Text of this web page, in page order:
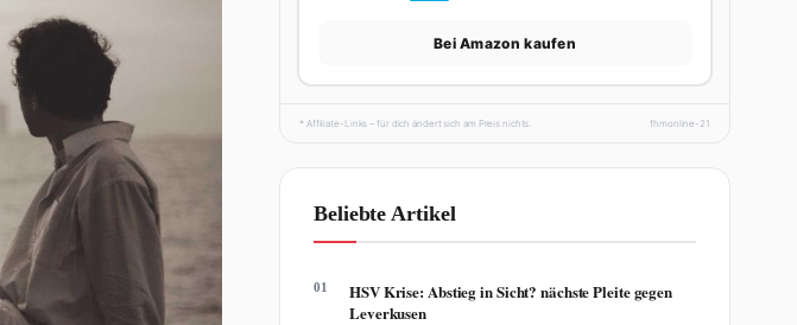
Bei Amazon kaufen
* Affiliate-Links – für dich ändert sich am Preis nichts. fhmonline-21
Beliebte Artikel
01
HSV Krise: Abstieg in Sicht? nächste Pleite gegen
Leverkusen